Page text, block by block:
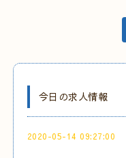
今日の求人情報
2020-05-14 09:27:00